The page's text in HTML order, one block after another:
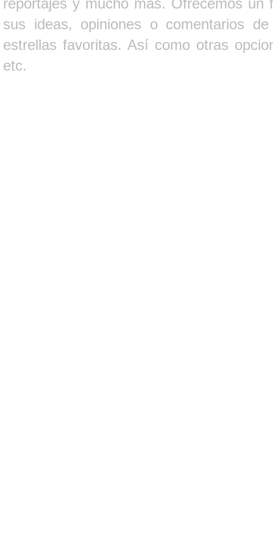
sus ideas, opiniones o comentarios
estrellas favoritas. Así como otras
etc.